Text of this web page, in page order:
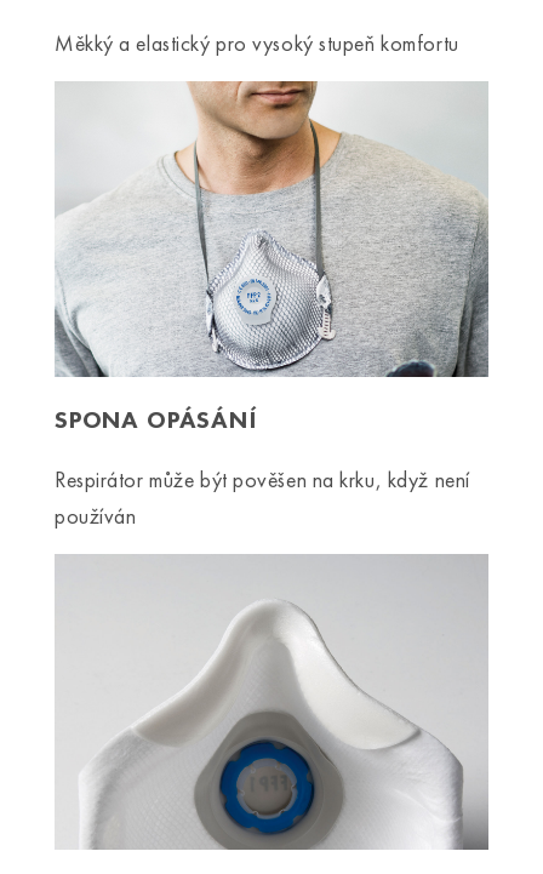
Měkký a elastický pro vysoký stupeň komfortu
SPONA OPÁSÁNÍ
Respirátor může být pověšen na krku, když není
používán